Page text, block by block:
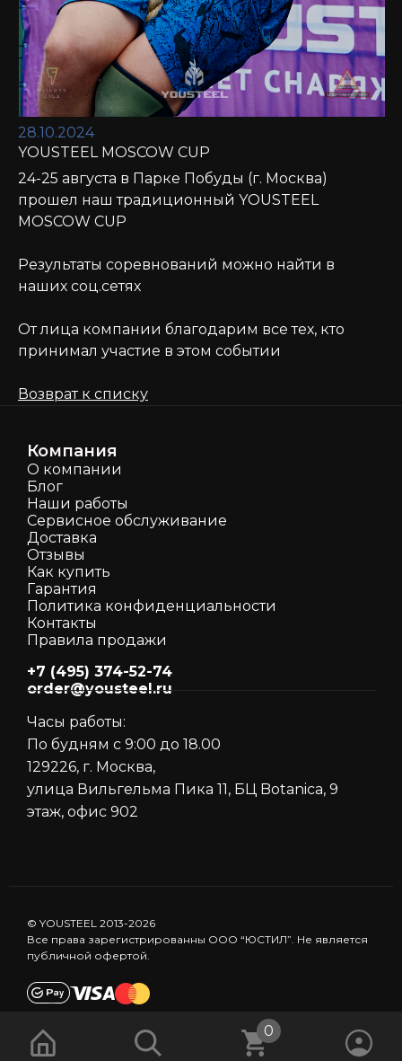
28.10.2024
YOUSTEEL MOSCOW CUP
24-25 августа в Парке Побуды (г. Москва)
прошел наш традиционный YOUSTEEL
MOSCOW CUP
Результаты соревнований можно найти в
наших соц.сетях
От лица компании благодарим все тех, кто
принимал участие в этом событии
Возврат к списку
Компания
О компании
Блог
Наши работы
Сервисное обслуживание
Доставка
Отзывы
Как кyпить
Гарантия
Политика конфиденциальности
Контакты
Правила продажи
+7 (495) 374-52-74
order@yousteel.ru
Часы работы:
По будням с 9:00 до 18.00
129226, г. Москва,
улица Вильгельма Пика 11, БЦ Botanica, 9
этаж, офис 902
© YOUSTEEL 2013-2026
Все права зарегистрированны ООО “ЮСТИЛ”. Не является
публичной офертой.
0